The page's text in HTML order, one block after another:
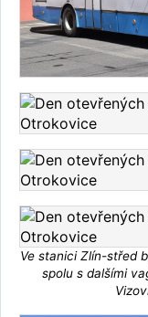
Ve stanici Zlín-střed
spolu s dalšími